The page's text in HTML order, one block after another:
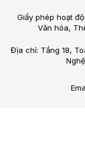
Giấy phép hoạt
Văn hóa,
Địa chỉ: Tầng 18,